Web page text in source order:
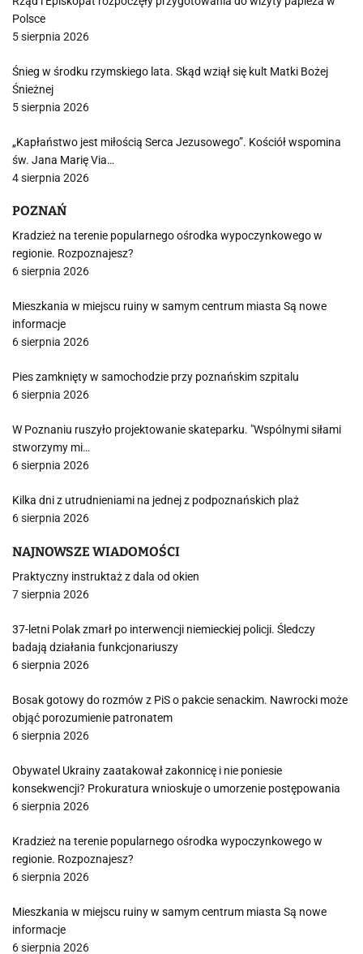
Polsce
5 sierpnia 2026
Śnieg w środku rzymskiego lata. Skąd wziął się kult Matki Bożej
Śnieżnej
5 sierpnia 2026
„Kapłaństwo jest miłością Serca Jezusowego”. Kościół wspomina
św. Jana Marię Via…
4 sierpnia 2026
POZNAŃ
Kradzież na terenie popularnego ośrodka wypoczynkowego w
regionie. Rozpoznajesz?
6 sierpnia 2026
Mieszkania w miejscu ruiny w samym centrum miasta Są nowe
informacje
6 sierpnia 2026
Pies zamknięty w samochodzie przy poznańskim szpitalu
6 sierpnia 2026
W Poznaniu ruszyło projektowanie skateparku. "Wspólnymi siłami
stworzymy mi…
6 sierpnia 2026
Kilka dni z utrudnieniami na jednej z podpoznańskich plaż
6 sierpnia 2026
NAJNOWSZE WIADOMOŚCI
Praktyczny instruktaż z dala od okien
7 sierpnia 2026
37-letni Polak zmarł po interwencji niemieckiej policji. Śledczy
badają działania funkcjonariuszy
6 sierpnia 2026
Bosak gotowy do rozmów z PiS o pakcie senackim. Nawrocki może
objąć porozumienie patronatem
6 sierpnia 2026
Obywatel Ukrainy zaatakował zakonnicę i nie poniesie
konsekwencji? Prokuratura wnioskuje o umorzenie postępowania
6 sierpnia 2026
Kradzież na terenie popularnego ośrodka wypoczynkowego w
regionie. Rozpoznajesz?
6 sierpnia 2026
Mieszkania w miejscu ruiny w samym centrum miasta Są nowe
informacje
6 sierpnia 2026